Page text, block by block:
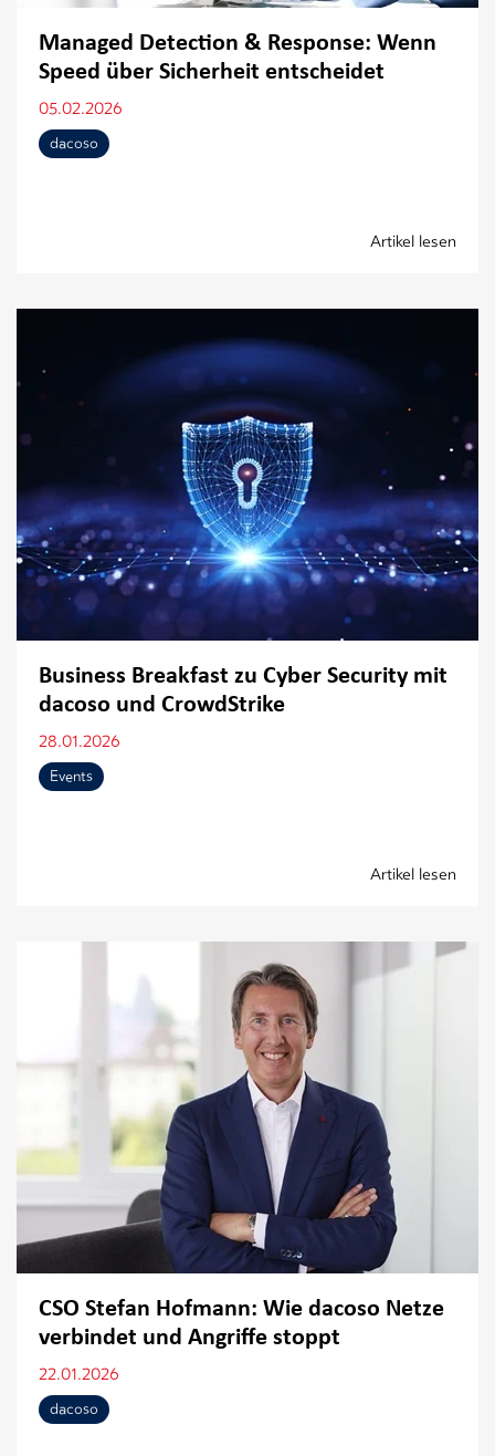
Managed Detection & Response: Wenn
Speed über Sicherheit entscheidet
05.02.2026
dacoso
Artikel lesen
Business Breakfast zu Cyber Security mit
dacoso und CrowdStrike
28.01.2026
Events
Artikel lesen
CSO Stefan Hofmann: Wie dacoso Netze
verbindet und Angriffe stoppt
22.01.2026
dacoso